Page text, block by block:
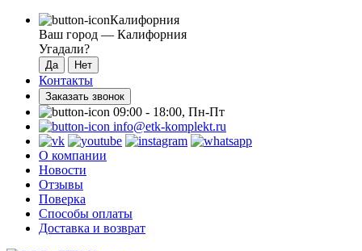
Калифорния
Ваш город — Калифорния
Угадали?
Контакты
Заказать звонок
09:00 - 18:00, Пн-Пт
info@etk-komplekt.ru
О компании
Новости
Отзывы
Поверка
Способы оплаты
Доставка и возврат